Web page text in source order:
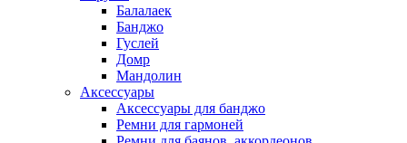
Балалаек
Банджо
Гуслей
Домр
Мандолин
Аксессуары
Аксессуары для банджо
Ремни для гармоней